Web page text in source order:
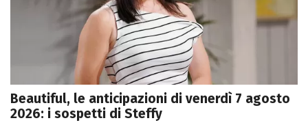
Beautiful, le anticipazioni di venerdì 7 agosto
2026: i sospetti di Steffy